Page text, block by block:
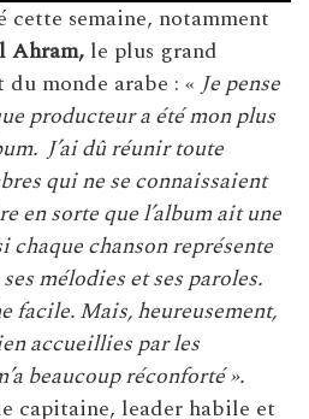
cette semaine, notamment
Ahram, le plus grand
monde arabe : « Je pense
producteur a été mon plus
J’ai dû réunir toute
qui ne se connaissaient
en sorte que l’album ait une
chaque chanson représente
mélodies et ses paroles.
facile. Mais, heureusement,
accueillies par les
beaucoup réconforté ».
capitaine, leader habile et